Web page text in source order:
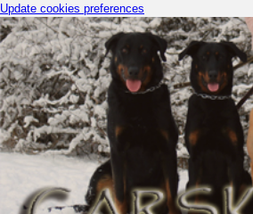
Update cookies preferences